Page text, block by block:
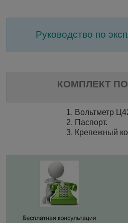
Руководство по
КОМПЛЕКТ
1. Вольтметр
2. Паспорт.
3. Крепежный